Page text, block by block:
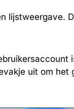
lijstweergave.
uit om het